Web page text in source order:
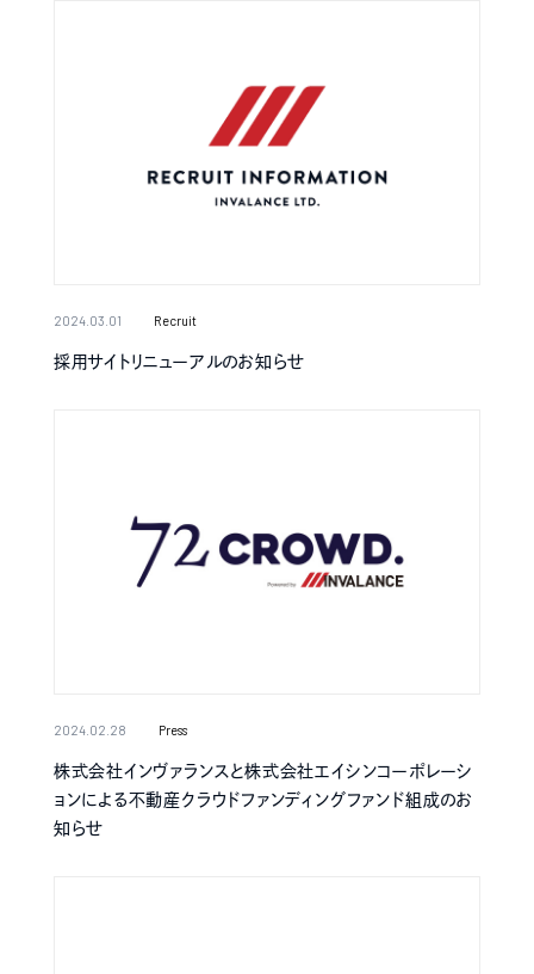
2024.03.01 Recruit
採用サイトリニューアルのお知らせ
2024.02.28 Press
株式会社インヴァランスと株式会社エイシンコーポレーシ
ョンによる不動産クラウドファンディングファンド組成のお
知らせ